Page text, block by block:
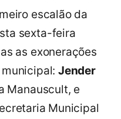
escalão da
sexta-feira
as exonerações
Jender
Manauscult, e
Municipal